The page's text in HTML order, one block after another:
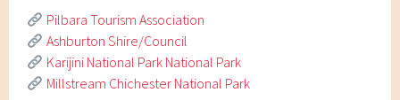
Pilbara Tourism Association
Ashburton Shire/Council
Karijini National Park National Park
Millstream Chichester National Park